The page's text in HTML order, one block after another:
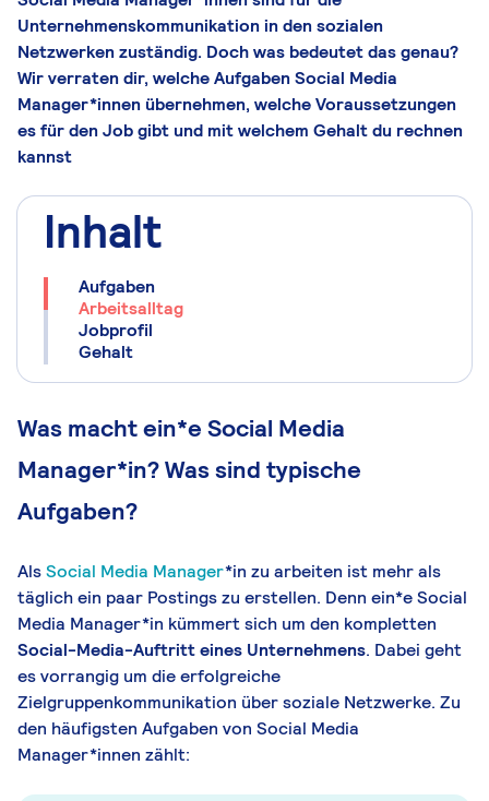
Unternehmenskommunikation in den sozialen
Netzwerken zuständig. Doch was bedeutet das genau?
Wir verraten dir, welche Aufgaben Social Media
Manager*innen übernehmen, welche Voraussetzungen
es für den Job gibt und mit welchem Gehalt du rechnen
kannst
Inhalt
Aufgaben
Arbeitsalltag
Jobprofil
Gehalt
Was macht ein*e Social Media
Manager*in? Was sind typische
Aufgaben?
AlsSocial Media Manager*in zu arbeiten ist mehr als
täglich ein paar Postings zu erstellen. Denn ein*e Social
Media Manager*in kümmert sich um den kompletten
Social-Media-Auftritt eines Unternehmens. Dabei geht
es vorrangig um die erfolgreiche
Zielgruppenkommunikation über soziale Netzwerke. Zu
den häufigsten Aufgaben von Social Media
Manager*innen zählt: